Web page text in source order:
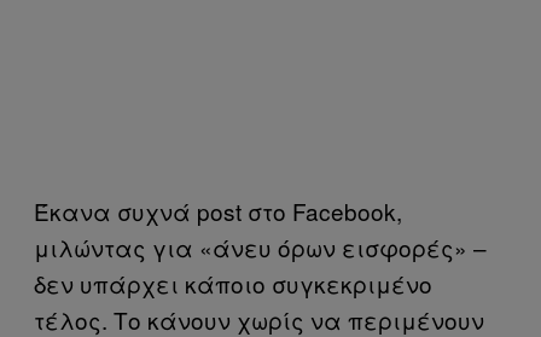
Έκανα συχνά post στο Facebook,
μιλώντας για «άνευ όρων εισφορές» –
δεν υπάρχει κάποιο συγκεκριμένο
τέλος. Το κάνουν χωρίς να περιμένουν